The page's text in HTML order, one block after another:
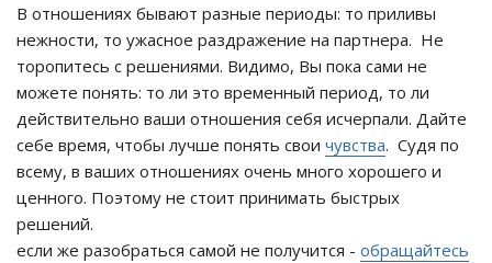
В отношениях бывают разные периоды: то приливы
нежности, то ужасное раздражение на партнера. Не
торопитесь с решениями. Видимо, Вы пока сами не
можете понять: то ли это временный период, то ли
действительно ваши отношения себя исчерпали. Дайте
себе время, чтобы лучше понять свои чувства. Судя по
всему, в ваших отношениях очень много хорошего и
ценного. Поэтому не стоит принимать быстрых
решений.
если же разобраться самой не получится - обращайтесь